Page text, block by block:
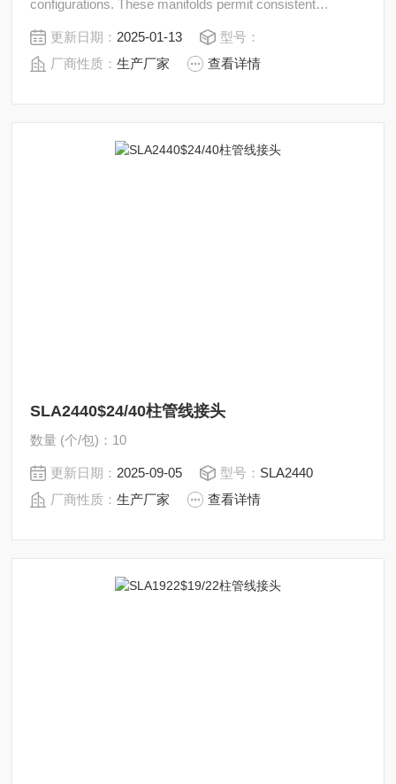
configurations. These manifolds permit consistent
extraction and filtration results. Multiple samples
processing with these manifolds simplify
更新日期： 2025-01-13
型号：
厂商性质：生产厂家 查看详情
SLA2440$24/40柱管线接头
数量 (个/包)：10
更新日期： 2025-09-05 型号： SLA2440
厂商性质：生产厂家 查看详情